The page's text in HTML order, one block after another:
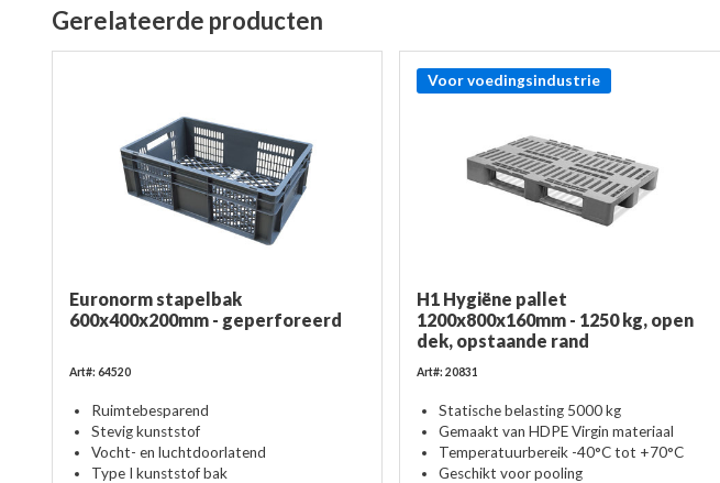
Gerelateerde producten
Euronorm stapelbak
600x400x200mm - geperforeerd
Art#: 64520
Ruimtebesparend
Stevig kunststof
Vocht- en luchtdoorlatend
Type I kunststof bak
Voor voedingsindustrie
H1 Hygiëne pallet
1200x800x160mm - 1250 kg, open
dek, opstaande rand
Art#: 20831
Statische belasting 5000 kg
Gemaakt van HDPE Virgin materiaal
Temperatuurbereik -40°C tot +70°C
Geschikt voor pooling